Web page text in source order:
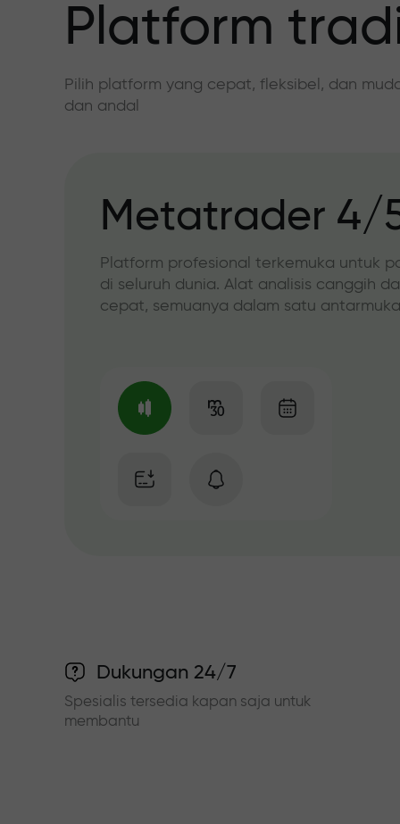
Platform
Pilih platform yang cepat, fleksibel, dan
dan andal
Metatrader 4/
Platform profesional terkemuka untuk
di seluruh dunia. Alat analisis canggih
cepat, semuanya dalam satu
Dukungan 24/7
Spesialis tersedia kapan saja untuk
membantu